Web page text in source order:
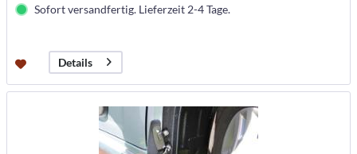
Sofort versandfertig. Lieferzeit 2-4 Tage.
Details